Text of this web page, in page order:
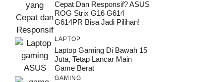
Cepat Dan Responsif? ASUS
ROG Strix G16 G614
G614PR Bisa Jadi Pilihan!
LAPTOP
Laptop Gaming Di Bawah 15
Juta, Tetap Lancar Main
Game Berat
GAMING